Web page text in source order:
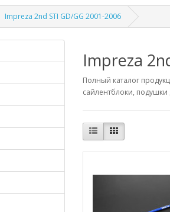
Impreza 2nd STI GD/GG 2001-2006
Impreza
Полный каталог
сайлентблоки, подушки